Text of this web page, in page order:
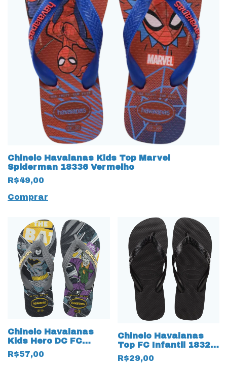
Chinelo Havaianas Kids Top Marvel
Spiderman 18336 Vermelho
R$49,00
Comprar
Chinelo Havaianas
Kids Hero DC FC
Batman 18313 Cinza
R$57,00
Chinelo Havaianas
Top FC Infantil 18324
Preto
R$29,00